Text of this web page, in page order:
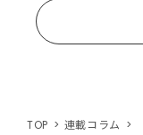
TOP 連載コラム